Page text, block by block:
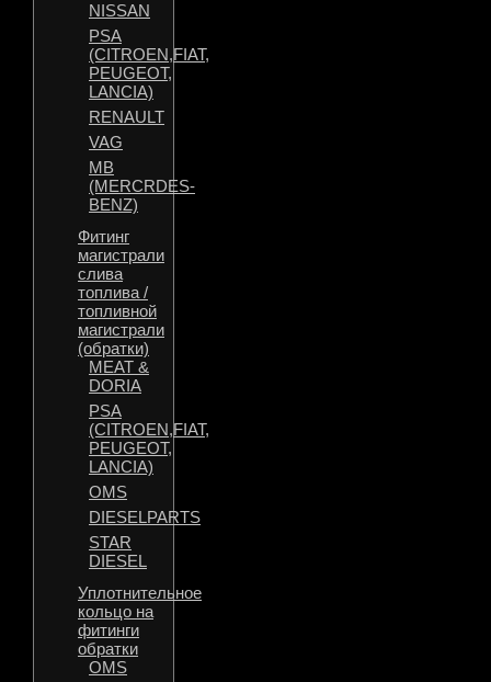
NISSAN
PSA
(CITROEN,FIAT,
PEUGEOT,
LANCIA)
RENAULT
VAG
MB
(MERCRDES-
BENZ)
Фитинг
магистрали
слива
топлива /
топливной
магистрали
(обратки)
MEAT &
DORIA
PSA
(CITROEN,FIAT,
PEUGEOT,
LANCIA)
OMS
DIESELPARTS
STAR
DIESEL
Уплотнительное
кольцо на
фитинги
обратки
OMS